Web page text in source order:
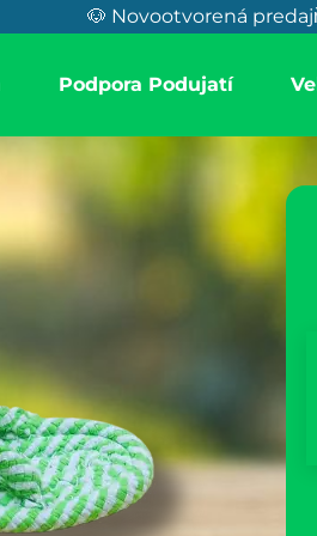
🐶 Novootvorená
Podpora Podujatí